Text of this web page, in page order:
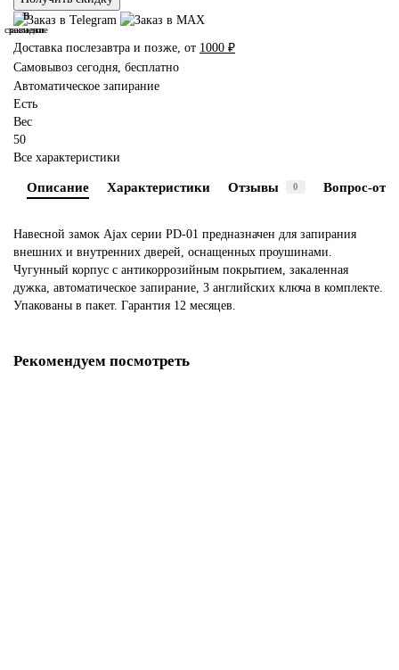
В
закладки
В
сравнение
Доставка послезавтра и позже, от 1000 ₽
Самовывоз сегодня, бесплатно
Автоматическое запирание
Есть
Вес
50
Все характеристики
Описание Характеристики Отзывы 0 Вопрос-
Навесной замок Ajax серии PD-01 предназначен для запирания
внешних и внутренних дверей, оснащенных проушинами.
Чугунный корпус с антикоррозийным покрытием, закаленная
дужка, автоматическое запирание, 3 английских ключа в комплекте.
Упакованы в пакет. Гарантия 12 месяцев.
Рекомендуем посмотреть